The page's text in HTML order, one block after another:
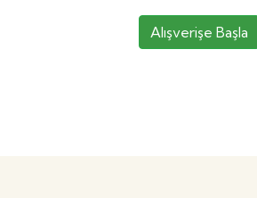
Alışverişe Başla